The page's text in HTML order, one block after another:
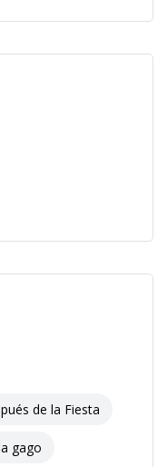
de la Fiesta
gago